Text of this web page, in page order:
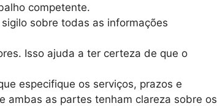
competente.
sobre todas as informações
Isso ajuda a ter certeza de que o
especifique os serviços, prazos e
ambas as partes tenham clareza sobre os